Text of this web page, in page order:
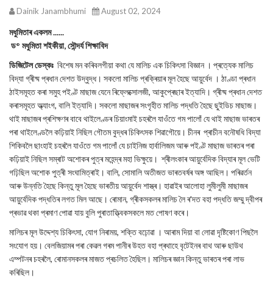
Dainik Janambhumi August 02, 2024
মধুমিতাৰ একলম ......
ড° মধুমিতা শইকীয়া, সৌন্দৰ্য শিক্ষাবিদ
ডিজিটেল ডেস্কঃ বিশেষ মন কৰিবলগীয়া কথা যে মালিচ এক চিকিৎসা বিজ্ঞান । প্ৰত্যেক মালিচ
বিদ্যা গ্ৰীষ্ম প্ৰধান দেশত উদ্বুদ্ধ। সকলো মালিচ প্ৰক্ৰিয়াৰ মূল হৈছে আয়ুৰ্বেদ । ঠাণ্ডা প্ৰধান
ঠাইসমূহত কৰা সমুহ পইণ্ট মাছাজ যেনে ৰিফ্লেক্সোলজী, আকুপ্ৰেছাৰ ইত্যাদি। গ্ৰীষ্ম প্ৰধান দেশত
কৰাসমূহত অ্ভ্যাংগ, বালি ইত্যাদি। সকলো মাছাজৰ সংগৃহীত মালিচ পদ্ধতি হৈছে ছুইডিচ মাছাজ।
থাই মাছাজৰ প্ৰশিক্ষণৰ বাবে থাইলেণ্ডৰ চিয়াংমাই চহৰলৈ যাওঁতে গম পালোঁ যে থাই মাছাজ ভাৰতৰ
পৰা থাইলেণ্ডলৈ কঢ়িয়াই নিছিল গৌতম বুদ্ধৰ চিকিৎসক শিৱাগৌয়ে। চীনৰ প্ৰাচীন বনৌষধি বিদ্যা
শিকিবলৈ ছাংহাই চহৰলৈ যাওঁতে গম পালোঁ যে চাইনিজ হাৰ্বালিজম আৰু পইণ্ট মাছাজ ভাৰতৰ পৰা
কঢ়িয়াই নিছিল সম্ৰাট অশোকৰ পুত্ৰ মহেন্দ্ৰ মহা ভিক্ষুয়ে। শ্ৰীলংকাৰ আয়ুৰ্বেদিক বিদ্যাৰ মূল ভেটি
গঢ়িছিল অশোক পুত্ৰী সংঘামিত্ৰাই। বালি, সোমালি অতীজত ভাৰতবৰ্ষৰ অঙ্গ আছিল। পৰিৱৰ্তন
আৰু উন্নতি হৈছে কিন্তু মূল হৈছে ভাৰতীয় আয়ুৰ্বেদ শাস্ত্ৰ। হাৱাইৰ আলোহা লুমীলুমী মাছাজৰ
আয়ুৰ্বেদিক পদ্ধতিৰ লগত মিল আছে। ৰোমান, গ্ৰীকসকলৰ মালিচ লৈ ৰ'দত বহা পদ্ধতি জম্মু দ্বীপৰ
প্ৰভাৱ থকা প্ৰমাণ পোৱা যায় বুলি পুৰাতাত্ত্বিকসকলে মত পোষণ কৰে।
মালিচৰ মূল উদ্দেশ্য চিকিৎসা, যোগ নিৰাময়, শক্তি বঢ়োৱা । আৰাম দিয়া বা লোৱা দৃষ্টিকোণ পিছলৈ
সংযোগ হয়। বেলজিয়ামৰ পৰা কেৱল গৰম পানীৰ উহত বহা প্ৰথাহে বৃটেইনৰ বাথ আৰু ছাউথ
এম্পটনৰ চহৰলৈ, ৰোমানসকলৰ মাজত প্ৰচলিত হৈছিল। মালিচৰ জ্ঞান কিন্তু ভাৰতৰ পৰা লাভ
কৰিছিল।